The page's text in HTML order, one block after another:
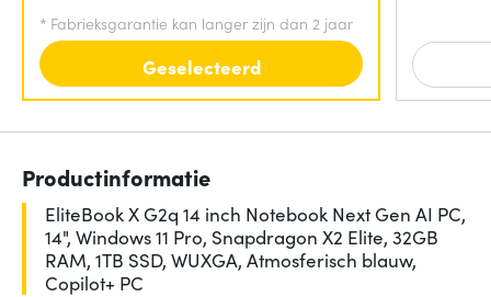
* Fabrieksgarantie kan langer zijn dan 2 jaar
Geselecteerd
Productinformatie
EliteBook X G2q 14 inch Notebook Next Gen AI PC,
14", Windows 11 Pro, Snapdragon X2 Elite, 32GB
RAM, 1TB SSD, WUXGA, Atmosferisch blauw,
Copilot+ PC